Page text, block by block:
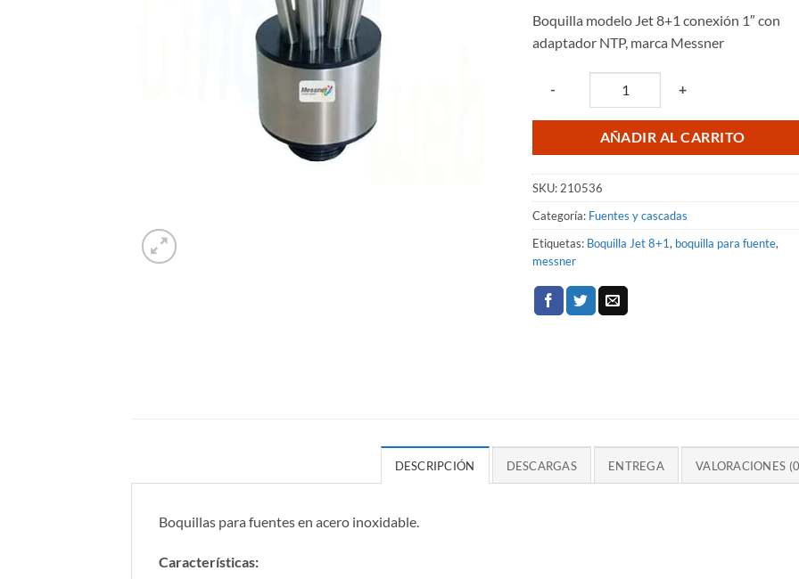
era:
$4,965.17.
es:
Boquilla modelo Jet 8+1 conexión 1″ con
adaptador NTP, marca Messner
- +
AÑADIR AL CARRITO
SKU: 210536
Categoría: Fuentes y cascadas
Etiquetas: Boquilla Jet 8+1, boquilla para fuente,
messner
DESCRIPCIÓN DESCARGAS ENTREGA VALORACIONES
Boquillas para fuentes en acero inoxidable.
Características: